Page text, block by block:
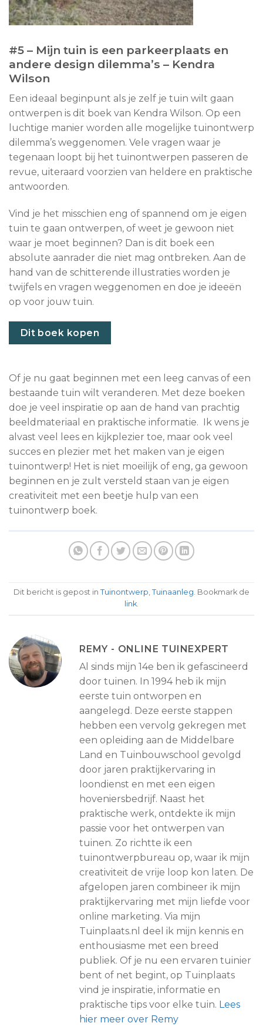
#5 – Mijn tuin is een parkeerplaats en
andere design dilemma’s – Kendra
Wilson
Een ideaal beginpunt als je zelf je tuin wilt gaan
ontwerpen is dit boek van Kendra Wilson. Op een
luchtige manier worden alle mogelijke tuinontwerp
dilemma’s weggenomen. Vele vragen waar je
tegenaan loopt bij het tuinontwerpen passeren de
revue, uiteraard voorzien van heldere en praktische
antwoorden.
Vind je het misschien eng of spannend om je eigen
tuin te gaan ontwerpen, of weet je gewoon niet
waar je moet beginnen? Dan is dit boek een
absolute aanrader die niet mag ontbreken. Aan de
hand van de schitterende illustraties worden je
twijfels en vragen weggenomen en doe je ideeën
op voor jouw tuin.
Dit boek kopen
Of je nu gaat beginnen met een leeg canvas of een
bestaande tuin wilt veranderen. Met deze boeken
doe je veel inspiratie op aan de hand van prachtig
beeldmateriaal en praktische informatie. Ik wens je
alvast veel lees en kijkplezier toe, maar ook veel
succes en plezier met het maken van je eigen
tuinontwerp! Het is niet moeilijk of eng, ga gewoon
beginnen en je zult versteld staan van je eigen
creativiteit met een beetje hulp van een
tuinontwerp boek.
Dit bericht is gepost in Tuinontwerp, Tuinaanleg. Bookmark de
link.
REMY - ONLINE TUINEXPERT
Al sinds mijn 14e ben ik gefascineerd
door tuinen. In 1994 heb ik mijn
eerste tuin ontworpen en
aangelegd. Deze eerste stappen
hebben een vervolg gekregen met
een opleiding aan de Middelbare
Land en Tuinbouwschool gevolgd
door jaren praktijkervaring in
loondienst en met een eigen
hoveniersbedrijf. Naast het
praktische werk, ontdekte ik mijn
passie voor het ontwerpen van
tuinen. Zo richtte ik een
tuinontwerpbureau op, waar ik mijn
creativiteit de vrije loop kon laten. De
afgelopen jaren combineer ik mijn
praktijkervaring met mijn liefde voor
online marketing. Via mijn
Tuinplaats.nl deel ik mijn kennis en
enthousiasme met een breed
publiek. Of je nu een ervaren tuinier
bent of net begint, op Tuinplaats
vind je inspiratie, informatie en
praktische tips voor elke tuin. Lees
hier meer over Remy